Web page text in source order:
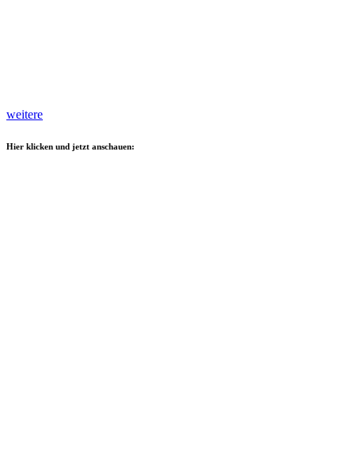
weitere
Hier klicken und jetzt anschauen: